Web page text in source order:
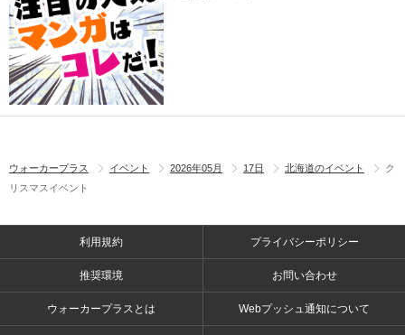
ウォーカープラス イベント 2026年05月 17日 北海道のイベント
ク
リスマスイベント
利用規約 プライバシーポリシー
推奨環境 お問い合わせ
ウォーカープラスとは Webプッシュ通知について